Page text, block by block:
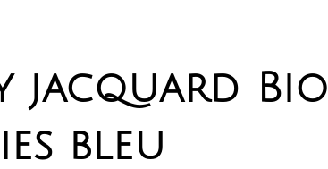
jacquard Bio
bleu